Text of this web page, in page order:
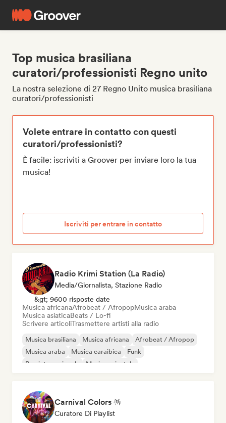
Top musica brasiliana
curatori/professionisti Regno unito
La nostra selezione di 27 Regno Unito musica brasiliana
curatori/professionisti
Volete entrare in contatto con questi
curatori/professionisti?
È facile: iscriviti a Groover per inviare loro la tua
musica!
Iscriviti per entrare in contatto
Radio Krimi Station (La Radio)
Media/Giornalista, Stazione Radio
&gt; 9600 risposte date
Musica africanaAfrobeat / AfropopMusica araba
Musica asiaticaBeats / Lo-fi
Scrivere articoliTrasmettere artisti alla radio
Musica brasiliana Musica africana
Afrobeat / Afropop
Musica araba
Musica caraibica
Funk
Rap internazionale
Musica orientale
Carnival Colors 🪅
Curatore Di Playlist